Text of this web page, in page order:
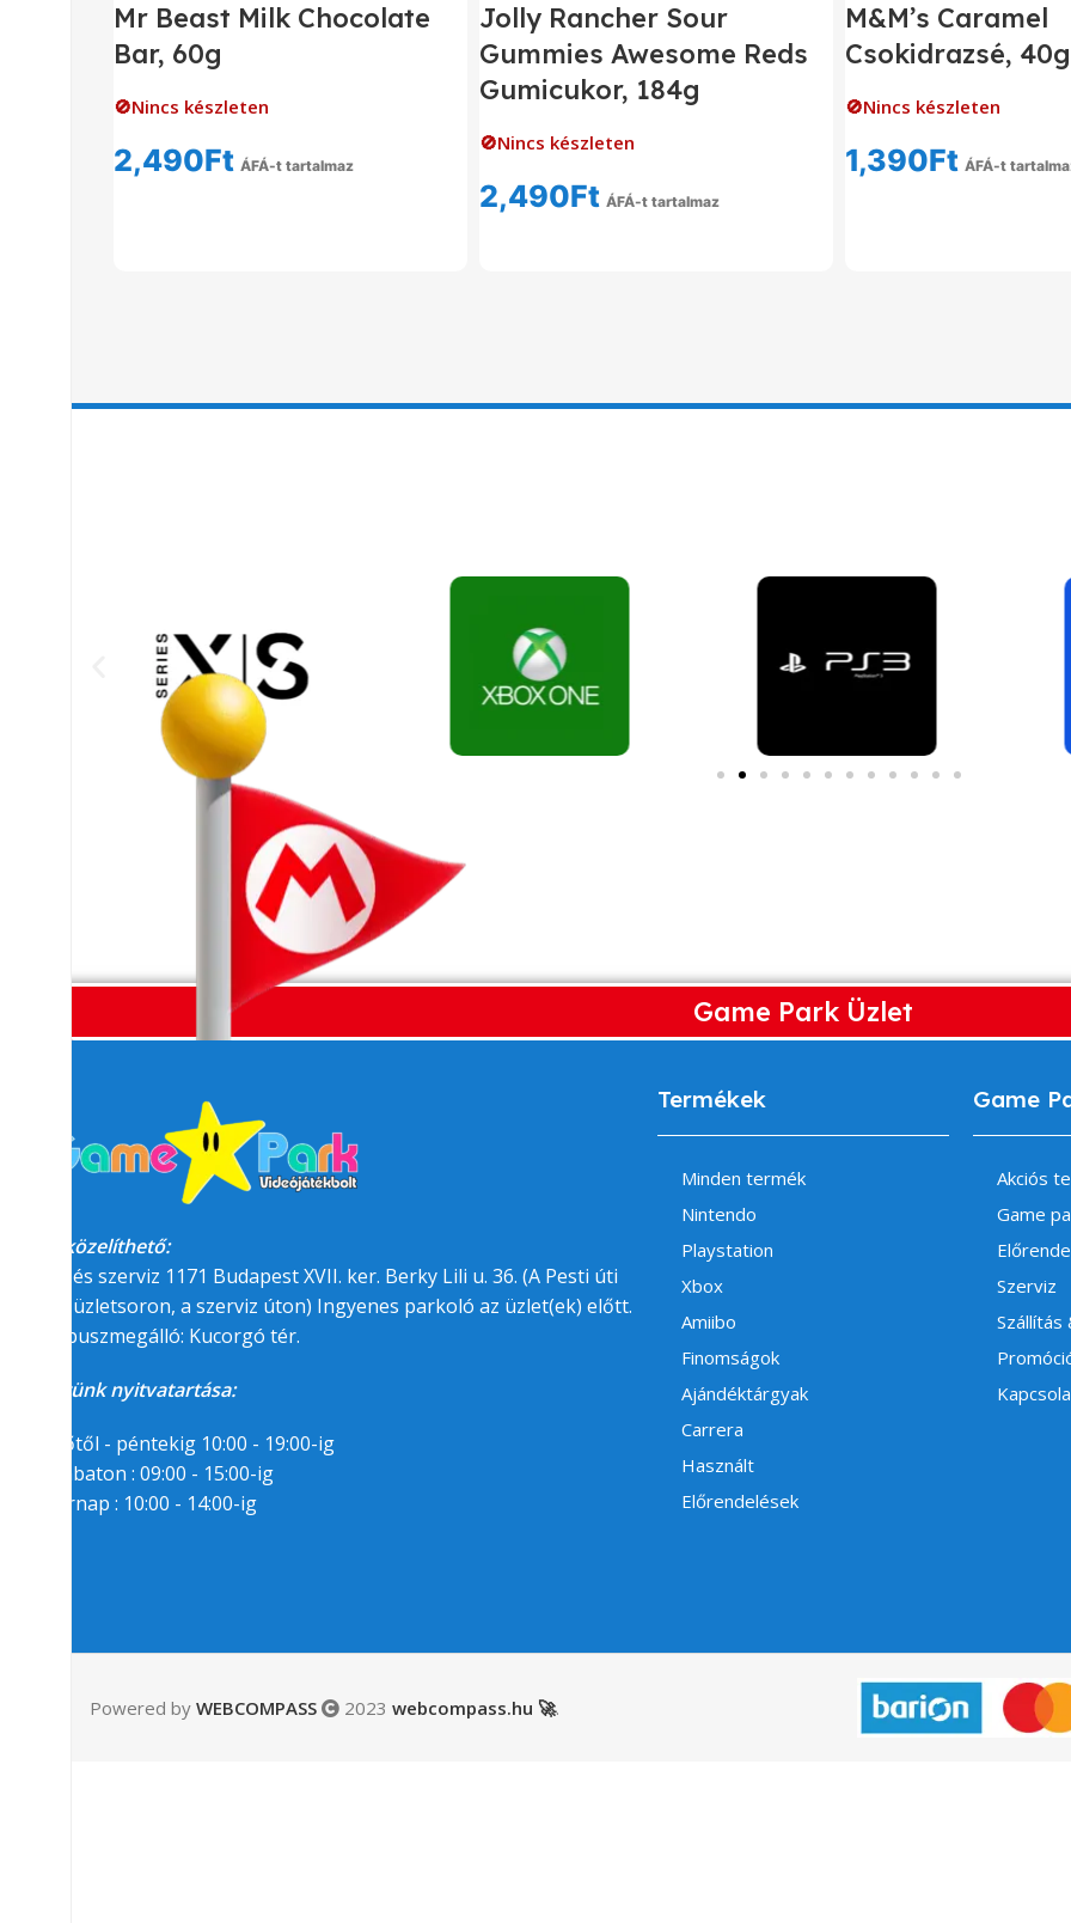
Segítségre van
06/30/94-22-55-8
Messenger
Mr Beast Milk Chocolate
Bar, 60g
🚫Nincs készleten
2,490Ft ÁFÁ-t tartalmaz
Jolly Rancher Sour
Gummies Awesome Reds
Gumicukor, 184g
🚫Nincs készleten
2,490Ft ÁFÁ-t tartalmaz
M&M’s Caramel
Csokidrazsé, 40g
🚫Nincs készleten
1,390Ft ÁFÁ-t
Game Park Üzlet
Megközelíthető:
üzlet és szerviz 1171 Budapest XVII. ker. Berky Lili u. 36. (A Pesti úti
felőli üzletsoron, a szerviz úton) Ingyenes parkoló az üzlet(ek) előtt.
BKK buszmegálló: Kucorgó tér.
Üzletünk nyitvatartása:
Hétfőtől - péntekig 10:00 - 19:00-ig
Szombaton : 09:00 - 15:00-ig
Vasárnap : 10:00 - 14:00-ig
Termékek
Minden termék
Nintendo
Playstation
Xbox
Amiibo
Finomságok
Ajándéktárgyak
Carrera
Használt
Előrendelések
Game
Akciós
Game
Szerviz
Szállítás
Powered by WEBCOMPASS 2023 webcompass.hu 🚀.